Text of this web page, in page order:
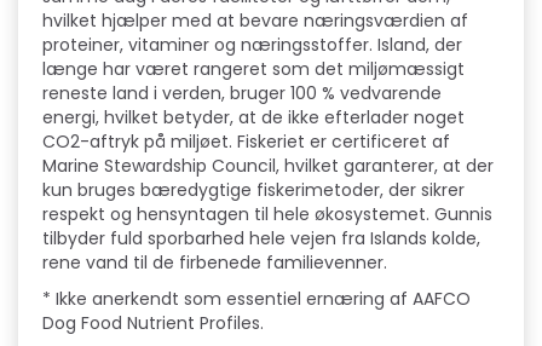
hvilket hjælper med at bevare næringsværdien af ​​
proteiner, vitaminer og næringsstoffer. Island, der
længe har været rangeret som det miljømæssigt
reneste land i verden, bruger 100 % vedvarende
energi, hvilket betyder, at de ikke efterlader noget
CO2-aftryk på miljøet. Fiskeriet er certificeret af
Marine Stewardship Council, hvilket garanterer, at der
kun bruges bæredygtige fiskerimetoder, der sikrer
respekt og hensyntagen til hele økosystemet. Gunnis
tilbyder fuld sporbarhed hele vejen fra Islands kolde,
rene vand til de firbenede familievenner.
* Ikke anerkendt som essentiel ernæring af AAFCO
Dog Food Nutrient Profiles.